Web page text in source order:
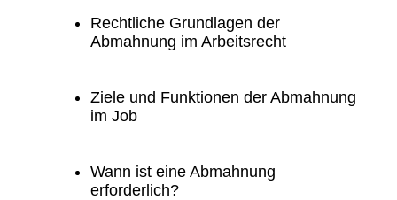
Rechtliche Grundlagen der
Abmahnung im Arbeitsrecht
Ziele und Funktionen der Abmahnung
im Job
Wann ist eine Abmahnung
erforderlich?